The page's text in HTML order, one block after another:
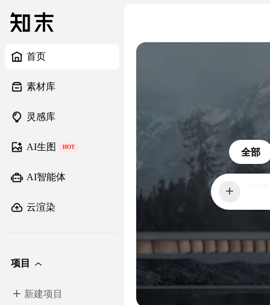
首页
素材库
灵感库
AI生图 HOT
AI智能体
云渲染
项目
新建项目
全部